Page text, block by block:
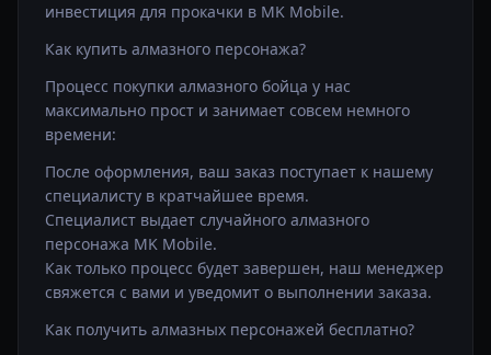
инвестиция для прокачки в MK Mobile.
Как купить алмазного персонажа?
Процесс покупки алмазного бойца у нас
максимально прост и занимает совсем немного
времени:
После оформления, ваш заказ поступает к нашему
специалисту в кратчайшее время.
Специалист выдает случайного алмазного
персонажа MK Mobile.
Как только процесс будет завершен, наш менеджер
свяжется с вами и уведомит о выполнении заказа.
Как получить алмазных персонажей бесплатно?